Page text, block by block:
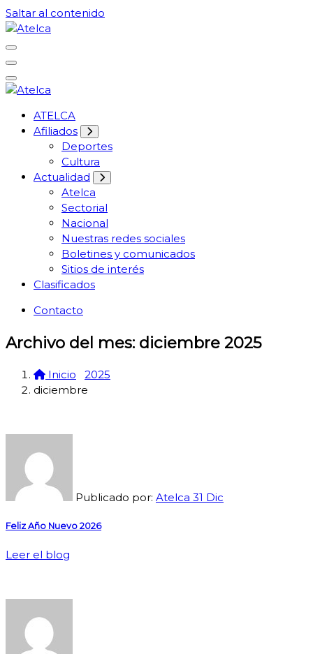
Saltar al contenido
Atelca
61 años Conocimiento, movilización y lucha
Atelca
61 años Conocimiento, movilización y lucha
ATELCA
Afiliados
Deportes
Cultura
Actualidad
Atelca
Sectorial
Nacional
Nuestras redes sociales
Boletines y comunicados
Sitios de interés
Clasificados
Contacto
Archivo del mes: diciembre 2025
Inicio
2025
diciembre
Publicado por: Atelca 31 Dic
Feliz Año Nuevo 2026
Leer el blog